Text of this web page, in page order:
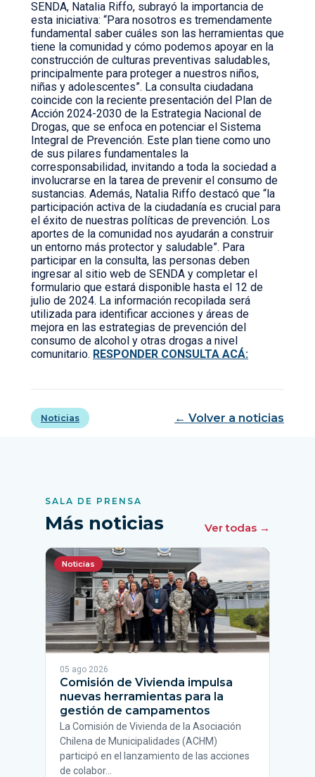
SENDA, Natalia Riffo, subrayó la importancia de
esta iniciativa: “Para nosotros es tremendamente
fundamental saber cuáles son las herramientas que
tiene la comunidad y cómo podemos apoyar en la
construcción de culturas preventivas saludables,
principalmente para proteger a nuestros niños,
niñas y adolescentes”. La consulta ciudadana
coincide con la reciente presentación del Plan de
Acción 2024-2030 de la Estrategia Nacional de
Drogas, que se enfoca en potenciar el Sistema
Integral de Prevención. Este plan tiene como uno
de sus pilares fundamentales la
corresponsabilidad, invitando a toda la sociedad a
involucrarse en la tarea de prevenir el consumo de
sustancias. Además, Natalia Riffo destacó que “la
participación activa de la ciudadanía es crucial para
el éxito de nuestras políticas de prevención. Los
aportes de la comunidad nos ayudarán a construir
un entorno más protector y saludable”. Para
participar en la consulta, las personas deben
ingresar al sitio web de SENDA y completar el
formulario que estará disponible hasta el 12 de
julio de 2024. La información recopilada será
utilizada para identificar acciones y áreas de
mejora en las estrategias de prevención del
consumo de alcohol y otras drogas a nivel
comunitario. RESPONDER CONSULTA ACÁ:
Noticias ← Volver a noticias
SALA DE PRENSA
Más noticias Ver todas →
Noticias
05 ago 2026
Comisión de Vivienda impulsa
nuevas herramientas para la
gestión de campamentos
La Comisión de Vivienda de la Asociación
Chilena de Municipalidades (ACHM)
participó en el lanzamiento de las acciones
de colabor…